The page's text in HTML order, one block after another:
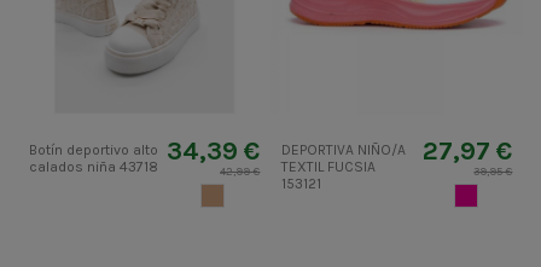
Botín deportivo alto
calados niña 43718
34,39 €
42,99 €
CAMEL CLARO
DEPORTIVA NIÑO/A
TEXTIL FUCSIA
153121
27,97 €
39,95 €